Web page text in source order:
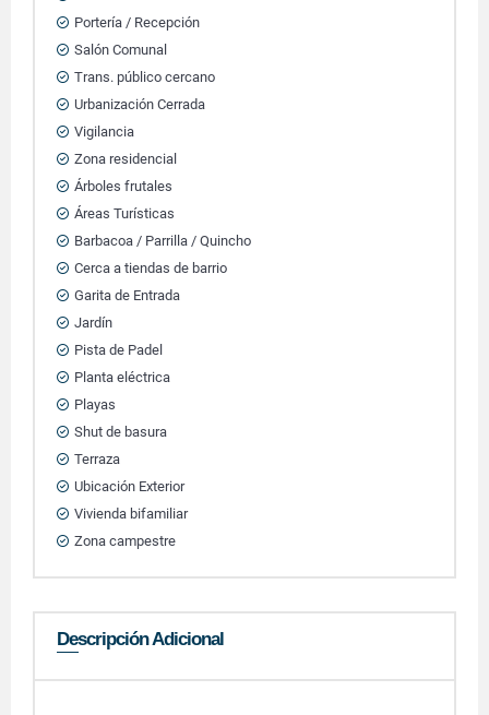
Portería / Recepción
Salón Comunal
Trans. público cercano
Urbanización Cerrada
Vigilancia
Zona residencial
Árboles frutales
Áreas Turísticas
Barbacoa / Parrilla / Quincho
Cerca a tiendas de barrio
Garita de Entrada
Jardín
Pista de Padel
Planta eléctrica
Playas
Shut de basura
Terraza
Ubicación Exterior
Vivienda bifamiliar
Zona campestre
Descripción Adicional